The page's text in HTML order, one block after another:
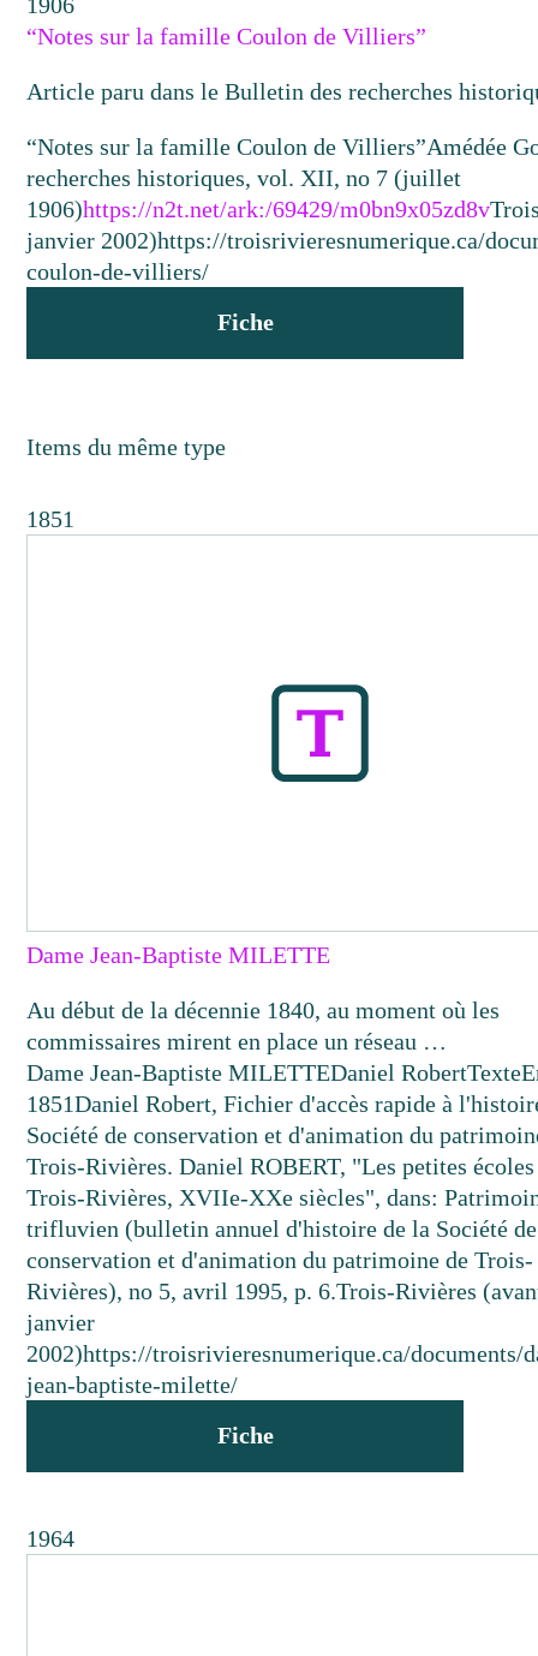
“Notes sur la famille Coulon de Villiers”
Article paru dans le Bulletin des recherches
“Notes sur la famille Coulon de Villiers”Amédée
recherches historiques, vol. XII, no 7 (juillet
1906)https://n2t.net/ark:/69429/m0bn9x05zd8v
janvier 2002)https://troisrivieresnumerique.ca/
coulon-de-villiers/
Fiche
Items du même type
1851
Dame Jean-Baptiste MILETTE
Au début de la décennie 1840, au moment où les
commissaires mirent en place un réseau …
Dame Jean-Baptiste MILETTEDaniel RobertTexte
1851Daniel Robert, Fichier d'accès rapide à
Société de conservation et d'animation du
Trois-Rivières. Daniel ROBERT, "Les petites écoles
Trois-Rivières, XVIIe-XXe siècles", dans:
trifluvien (bulletin annuel d'histoire de la Société de
conservation et d'animation du patrimoine de Trois-
Rivières), no 5, avril 1995, p. 6.Trois-Rivières
janvier
2002)https://troisrivieresnumerique.ca/documents/
jean-baptiste-milette/
Fiche
1964